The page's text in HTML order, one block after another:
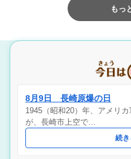
もっ
8月9日 長崎原爆の日
1945（昭和20）年、アメリ
が、長崎市上空で…
続き